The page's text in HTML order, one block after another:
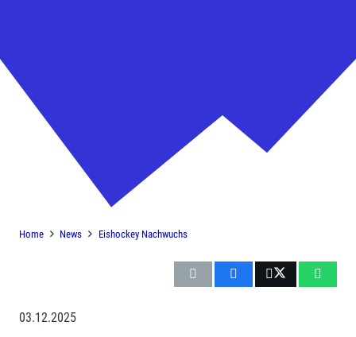
U17 – dritter Sieg gegen
Berchtesgaden
Home News Eishockey Nachwuchs
03.12.2025